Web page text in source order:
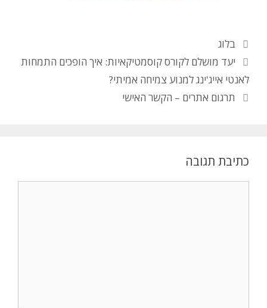
בלוג
יעד מושלם לקורס קוסמטיקאיות: איך הופכים התמחות
לאנטי אייג'ינג למנוע צמיחה אמיתי?
תרגום אתרים – הקשר האישי
כתיבת תגובה